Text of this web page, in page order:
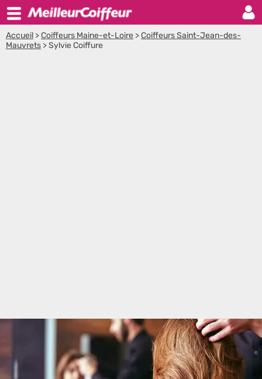
Accueil >Coiffeurs Maine-et-Loire >Coiffeurs Saint-Jean-des-
Mauvrets >Sylvie Coiffure